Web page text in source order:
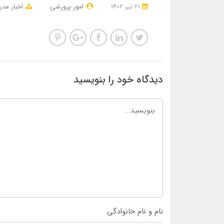
امور پرورشی اخبار
دیدگاه خود را بنویسید
نام و نام خانوادگی